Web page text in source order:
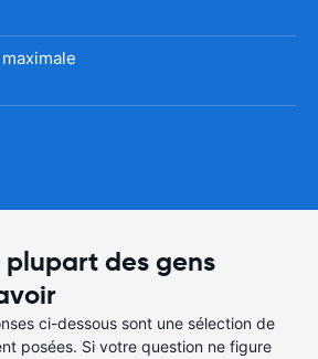
plupart des gens
ci-dessous sont une sélection de
posées. Si votre question ne figure